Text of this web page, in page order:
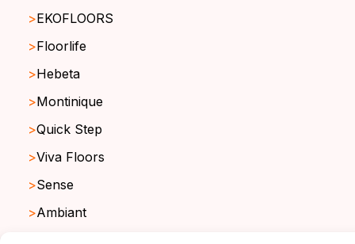
EKOFLOORS
Floorlife
Hebeta
Montinique
Quick Step
Viva Floors
Sense
Ambiant